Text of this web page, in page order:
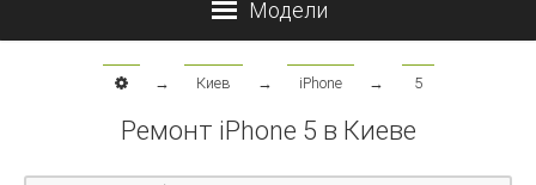
→ Киев → iPhone → 5
Ремонт iPhone 5 в Киеве